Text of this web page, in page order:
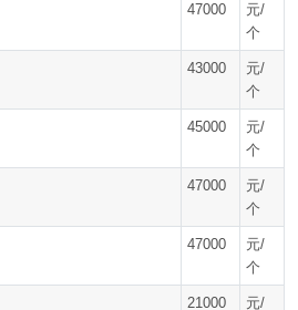
47000
元/
个
43000
元/
个
45000
元/
个
47000
元/
个
47000
元/
个
21000
元/